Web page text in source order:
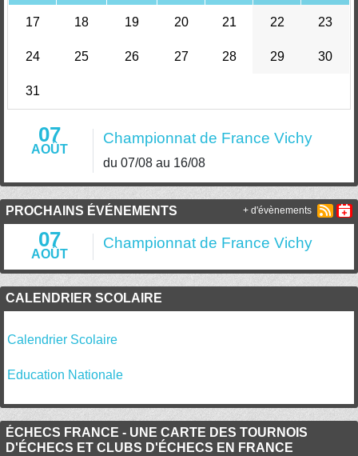
17 18 19 20 21 22 23
24 25 26 27 28 29 30
31
07
AOÛT
Championnat de France Vichy
du 07/08 au 16/08
PROCHAINS ÉVÉNEMENTS
07
AOÛT
Championnat de France Vichy
+ d'évènements
CALENDRIER SCOLAIRE
Calendrier Scolaire
Education Nationale
ÉCHECS FRANCE - UNE CARTE DES TOURNOIS
D'ÉCHECS ET CLUBS D'ÉCHECS EN FRANCE